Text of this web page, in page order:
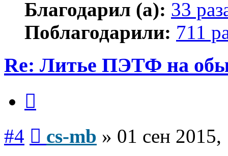
Благодарил (а): 33
Поблагодарили: 711
Re: Литье ПЭТФ на
#4 cs-mb » 01 сен 2015,